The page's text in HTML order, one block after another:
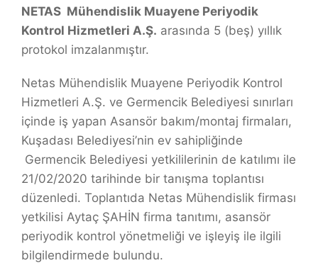
NETAS Mühendislik Muayene Periyodik
Kontrol Hizmetleri A.Ş. arasında 5 (beş) yıllık
protokol imzalanmıştır.
Netas Mühendislik Muayene Periyodik Kontrol
Hizmetleri A.Ş. ve Germencik Belediyesi sınırları
içinde iş yapan Asansör bakım/montaj firmaları,
Kuşadası Belediyesi’nin ev sahipliğinde
Germencik Belediyesi yetkililerinin de katılımı ile
21/02/2020 tarihinde bir tanışma toplantısı
düzenledi. Toplantıda Netas Mühendislik firması
yetkilisi Aytaç ŞAHİN firma tanıtımı, asansör
periyodik kontrol yönetmeliği ve işleyiş ile ilgili
bilgilendirmede bulundu.